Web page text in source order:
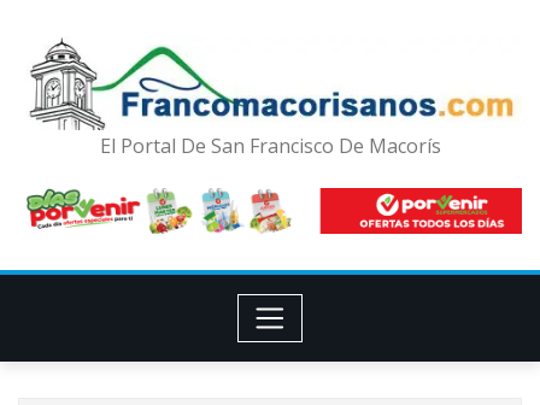
El Portal De San Francisco De Macorís